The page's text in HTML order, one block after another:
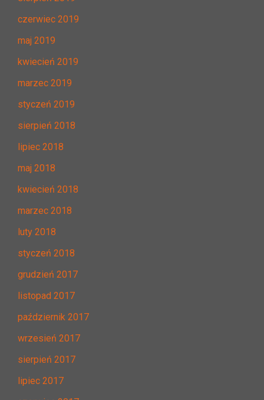
czerwiec 2019
maj 2019
kwiecień 2019
marzec 2019
styczeń 2019
sierpień 2018
lipiec 2018
maj 2018
kwiecień 2018
marzec 2018
luty 2018
styczeń 2018
grudzień 2017
listopad 2017
październik 2017
wrzesień 2017
sierpień 2017
lipiec 2017